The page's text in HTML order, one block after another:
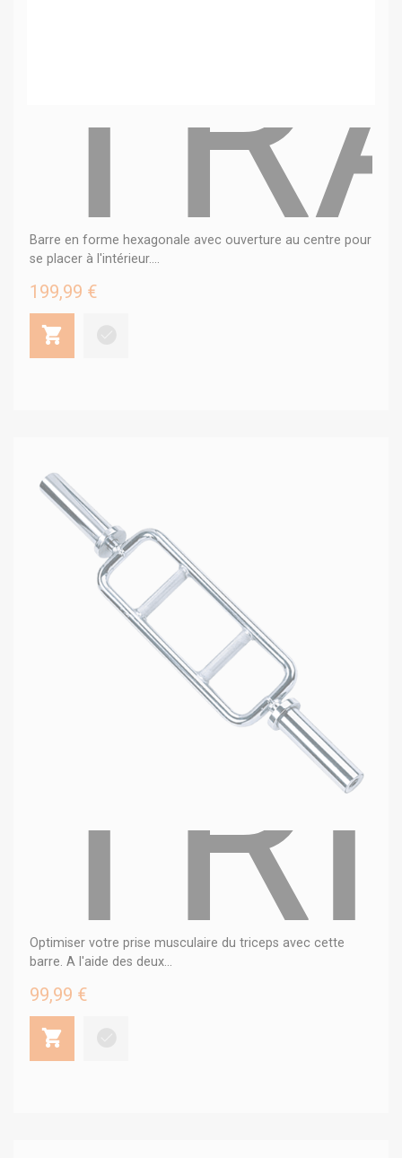
Barre en forme hexagonale avec ouverture au centre pour
se placer à l'intérieur....
199,99 €
Optimiser votre prise musculaire du triceps avec cette
barre. A l'aide des deux...
99,99 €